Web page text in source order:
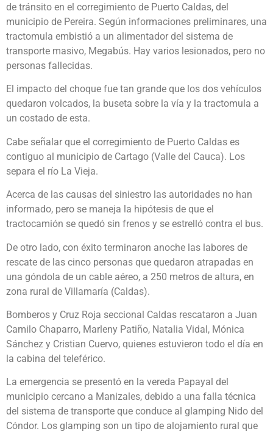
de tránsito en el corregimiento de Puerto Caldas, del
municipio de Pereira. Según informaciones preliminares, una
tractomula embistió a un alimentador del sistema de
transporte masivo, Megabús. Hay varios lesionados, pero no
personas fallecidas.
El impacto del choque fue tan grande que los dos vehículos
quedaron volcados, la buseta sobre la vía y la tractomula a
un costado de esta.
Cabe señalar que el corregimiento de Puerto Caldas es
contiguo al municipio de Cartago (Valle del Cauca). Los
separa el río La Vieja.
Acerca de las causas del siniestro las autoridades no han
informado, pero se maneja la hipótesis de que el
tractocamión se quedó sin frenos y se estrelló contra el bus.
De otro lado, con éxito terminaron anoche las labores de
rescate de las cinco personas que quedaron atrapadas en
una góndola de un cable aéreo, a 250 metros de altura, en
zona rural de Villamaría (Caldas).
Bomberos y Cruz Roja seccional Caldas rescataron a Juan
Camilo Chaparro, Marleny Patiño, Natalia Vidal, Mónica
Sánchez y Cristian Cuervo, quienes estuvieron todo el día en
la cabina del teleférico.
La emergencia se presentó en la vereda Papayal del
municipio cercano a Manizales, debido a una falla técnica
del sistema de transporte que conduce al glamping Nido del
Cóndor. Los glamping son un tipo de alojamiento rural que